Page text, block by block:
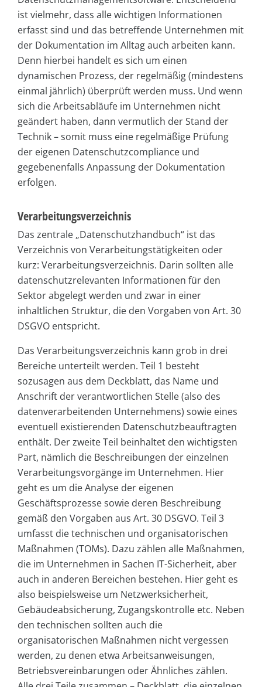
ist vielmehr, dass alle wichtigen Informationen
erfasst sind und das betreffende Unternehmen mit
der Dokumentation im Alltag auch arbeiten kann.
Denn hierbei handelt es sich um einen
dynamischen Prozess, der regelmäßig (mindestens
einmal jährlich) überprüft werden muss. Und wenn
sich die Arbeitsabläufe im Unternehmen nicht
geändert haben, dann vermutlich der Stand der
Technik – somit muss eine regelmäßige Prüfung
der eigenen Datenschutzcompliance und
gegebenenfalls Anpassung der Dokumentation
erfolgen.
Verarbeitungsverzeichnis
Das zentrale „Datenschutzhandbuch“ ist das
Verzeichnis von Verarbeitungstätigkeiten oder
kurz: Verarbeitungsverzeichnis. Darin sollten alle
datenschutzrelevanten Informationen für den
Sektor abgelegt werden und zwar in einer
inhaltlichen Struktur, die den Vorgaben von Art. 30
DSGVO entspricht.
Das Verarbeitungsverzeichnis kann grob in drei
Bereiche unterteilt werden. Teil 1 besteht
sozusagen aus dem Deckblatt, das Name und
Anschrift der verantwortlichen Stelle (also des
datenverarbeitenden Unternehmens) sowie eines
eventuell existierenden Datenschutzbeauftragten
enthält. Der zweite Teil beinhaltet den wichtigsten
Part, nämlich die Beschreibungen der einzelnen
Verarbeitungsvorgänge im Unternehmen. Hier
geht es um die Analyse der eigenen
Geschäftsprozesse sowie deren Beschreibung
gemäß den Vorgaben aus Art. 30 DSGVO. Teil 3
umfasst die technischen und organisatorischen
Maßnahmen (TOMs). Dazu zählen alle Maßnahmen,
die im Unternehmen in Sachen IT-Sicherheit, aber
auch in anderen Bereichen bestehen. Hier geht es
also beispielsweise um Netzwerksicherheit,
Gebäudeabsicherung, Zugangskontrolle etc. Neben
den technischen sollten auch die
organisatorischen Maßnahmen nicht vergessen
werden, zu denen etwa Arbeitsanweisungen,
Betriebsvereinbarungen oder Ähnliches zählen.